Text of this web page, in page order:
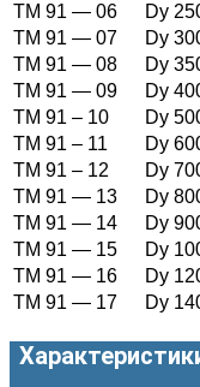
ТМ 91 — 06
Dy
ТМ 91 — 07
Dy
ТМ 91 — 08
Dy
ТМ 91 — 09
Dy
ТМ 91 – 10 Dy
ТМ 91 – 11
Dy
ТМ 91 – 12 Dy
ТМ 91 — 13
Dy
ТМ 91 — 14
Dy
ТМ 91 — 15
Dy
ТМ 91 — 16 Dy
ТМ 91 — 17
Dy